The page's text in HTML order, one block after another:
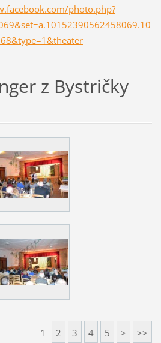
photo.php?
z Bystričky
1 2 3 4 5 > >>